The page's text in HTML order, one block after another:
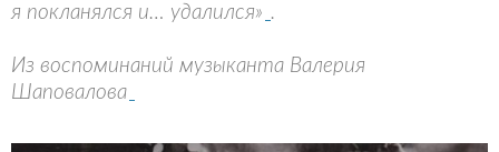
я покланялся и… удалился» .
Из воспоминаний музыканта Валерия
Шаповалова